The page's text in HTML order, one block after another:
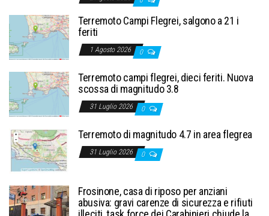
Terremoto Campi Flegrei, salgono a 21 i
feriti
1 Agosto 2026 0
Terremoto campi flegrei, dieci feriti. Nuova
scossa di magnitudo 3.8
31 Luglio 2026 0
Terremoto di magnitudo 4.7 in area flegrea
31 Luglio 2026 0
Frosinone, casa di riposo per anziani
abusiva: gravi carenze di sicurezza e rifiuti